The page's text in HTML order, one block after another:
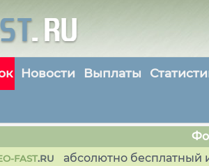
Новости Выплаты
FAST.RU
абсолютно бесплатный